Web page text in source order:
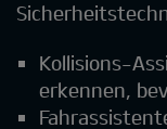
Kollisions-
erkennen,